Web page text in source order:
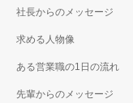
社長からのメッセージ
求める人物像
ある営業職の1日の流れ
先輩からのメッセージ